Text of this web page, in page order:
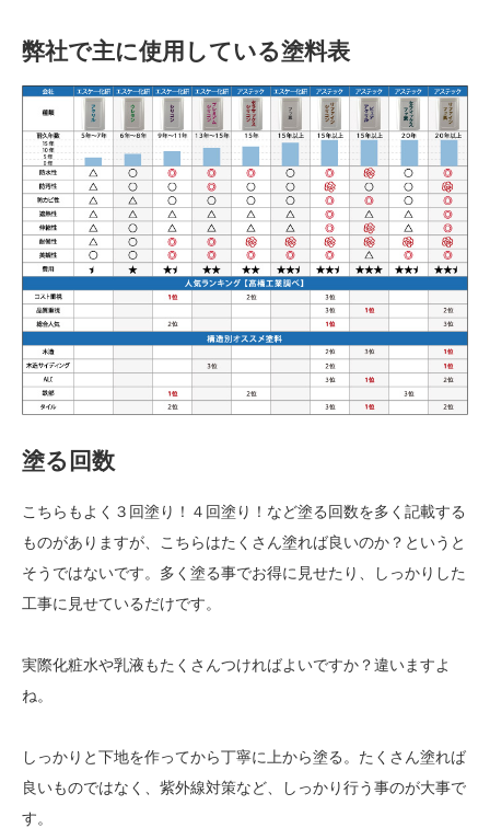
弊社で主に使用している塗料表
塗る回数
こちらもよく３回塗り！４回塗り！など塗る回数を多く記載する
ものがありますが、こちらはたくさん塗れば良いのか？というと
そうではないです。多く塗る事でお得に見せたり、しっかりした
工事に見せているだけです。
実際化粧水や乳液もたくさんつければよいですか？違いますよ
ね。
しっかりと下地を作ってから丁寧に上から塗る。たくさん塗れば
良いものではなく、紫外線対策など、しっかり行う事のが大事で
す。